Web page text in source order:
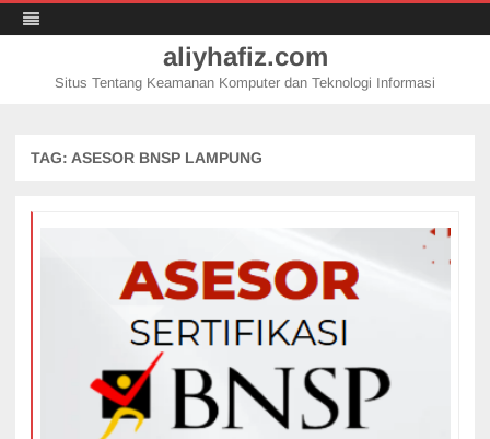
aliyhafiz.com
Situs Tentang Keamanan Komputer dan Teknologi Informasi
TAG: ASESOR BNSP LAMPUNG